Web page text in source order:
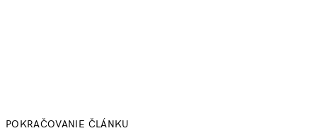
POKRAČOVANIE ČLÁNKU